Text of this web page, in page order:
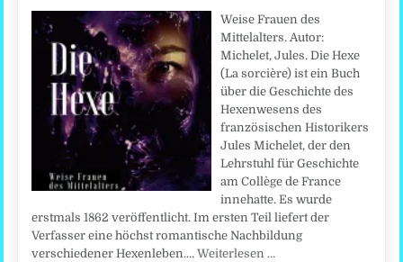
Weise Frauen des
Mittelalters. Autor:
Michelet, Jules. Die Hexe
(La sorcière) ist ein Buch
über die Geschichte des
Hexenwesens des
französischen Historikers
Jules Michelet, der den
Lehrstuhl für Geschichte
am Collège de France
innehatte. Es wurde
erstmals 1862 veröffentlicht. Im ersten Teil liefert der
Verfasser eine höchst romantische Nachbildung
verschiedener Hexenleben.…Weiterlesen …